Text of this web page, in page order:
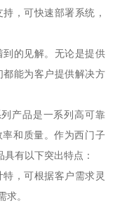
，可快速部署系统，
的见解。无论是提供
能为客户提供解决方
品是一系列高可靠
率和质量。作为西门子
有以下突出特点：
特，可根据客户需求灵
求。